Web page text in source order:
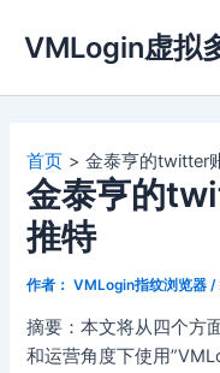
容
VMLogin虚拟
首页 金泰亨的twitter
金泰亨的
推特
作者： VMLogin指纹浏览器 /
摘要：本文将从四个方
和运营角度下使用